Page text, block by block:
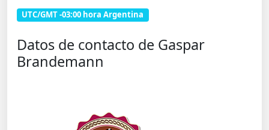
UTC/GMT -03:00 hora Argentina
Datos de contacto de Gaspar
Brandemann